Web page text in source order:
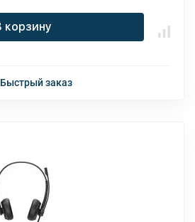
корзину
Быстрый заказ